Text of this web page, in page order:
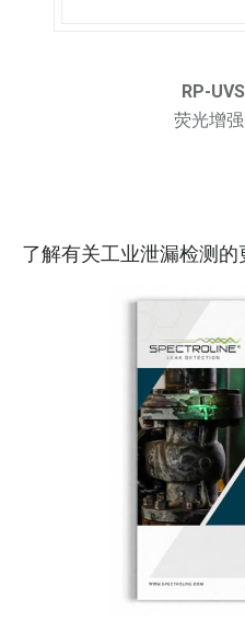
RP-
荧光增
了解有关工业泄漏检测的